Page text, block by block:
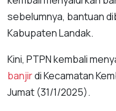
sebelumnya, bantuan
Kabupaten Landak.
Kini, PTPN kembali
banjirdi Kecamatan
Jumat (31/1/2025).